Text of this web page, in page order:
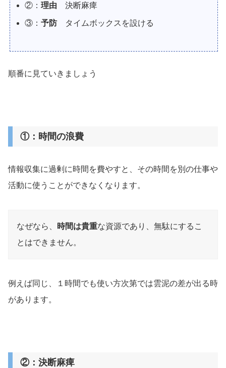
②：理由 決断麻痺
③：予防 タイムボックスを設ける
順番に見ていきましょう
①：時間の浪費
情報収集に過剰に時間を費やすと、その時間を別の仕事や
活動に使うことができなくなります。
なぜなら、 時間は貴重な資源であり、無駄にするこ
とはできません。
例えば同じ、１時間でも使い方次第では雲泥の差が出る時
があります。
②：決断麻痺